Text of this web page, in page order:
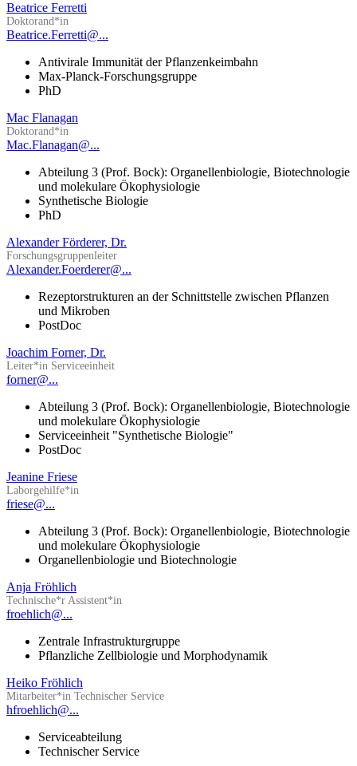
Beatrice Ferretti
Doktorand*in
Beatrice.Ferretti@...
Antivirale Immunität der Pflanzenkeimbahn
Max-Planck-Forschungsgruppe
PhD
Mac Flanagan
Doktorand*in
Mac.Flanagan@...
Abteilung 3 (Prof. Bock): Organellenbiologie, Biotechnologie
und molekulare Ökophysiologie
Synthetische Biologie
PhD
Alexander Förderer, Dr.
Forschungsgruppenleiter
Alexander.Foerderer@...
Rezeptorstrukturen an der Schnittstelle zwischen Pflanzen
und Mikroben
PostDoc
Joachim Forner, Dr.
Leiter*in Serviceeinheit
forner@...
Abteilung 3 (Prof. Bock): Organellenbiologie, Biotechnologie
und molekulare Ökophysiologie
Serviceeinheit "Synthetische Biologie"
PostDoc
Jeanine Friese
Laborgehilfe*in
friese@...
Abteilung 3 (Prof. Bock): Organellenbiologie, Biotechnologie
und molekulare Ökophysiologie
Organellenbiologie und Biotechnologie
Anja Fröhlich
Technische*r Assistent*in
froehlich@...
Zentrale Infrastrukturgruppe
Pflanzliche Zellbiologie und Morphodynamik
Heiko Fröhlich
Mitarbeiter*in Technischer Service
hfroehlich@...
Serviceabteilung
Technischer Service